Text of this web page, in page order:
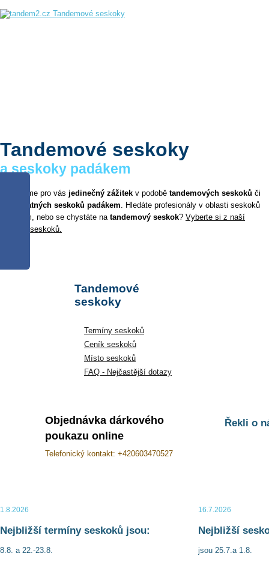
Tandemové seskoky
a seskoky padákem
Připravíme pro vás jedinečný zážitek v podobě tandemových seskoků či
samostatných seskoků padákem. Hledáte profesionály v oblasti seskoků
padákem, nebo se chystáte na tandemový seskok? Vyberte si z naší
nabídky seskoků.
Tandemové
seskoky
Termíny seskoků
Ceník seskoků
Místo seskoků
FAQ - Nejčastější dotazy
Objednávka dárkového
poukazu online
Telefonický kontakt: +420603470527
Řekli o
1.8.2026
Nejbližší termíny seskoků jsou:
8.8. a 22.-23.8.
16.7.2026
Nejbližší
jsou 25.7.a 1.8.